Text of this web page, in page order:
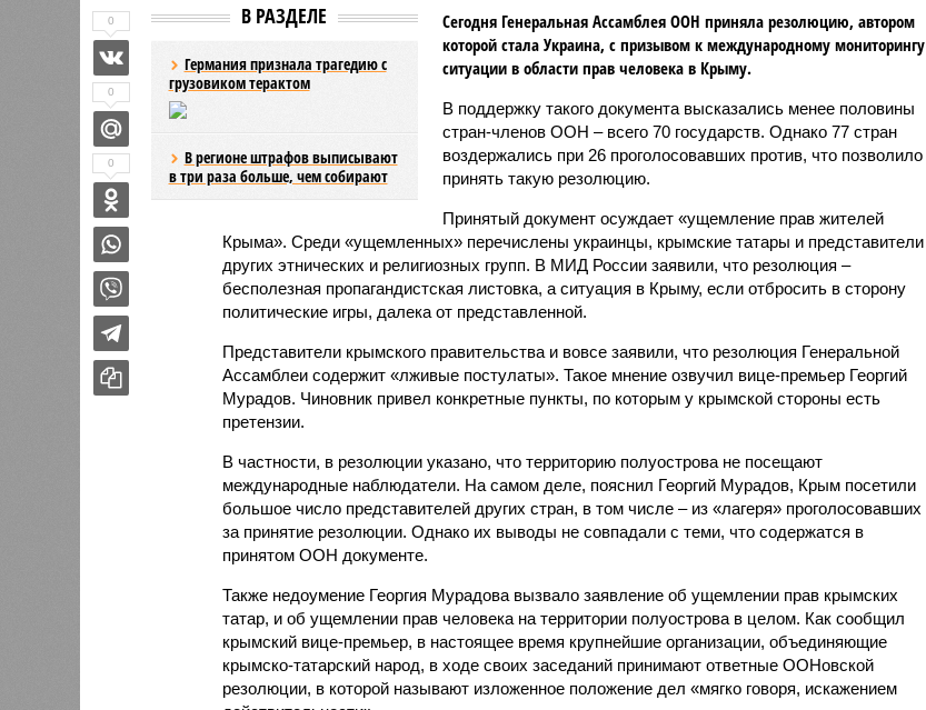
В РАЗДЕЛЕ
Германия признала трагедию с
грузовиком терактом
В регионе штрафов выписывают
в три раза больше, чем собирают
Сегодня Генеральная Ассамблея ООН приняла резолюцию, автором
которой стала Украина, с призывом к международному мониторингу
ситуации в области прав человека в Крыму.
В поддержку такого документа высказались менее половины
стран-членов ООН – всего 70 государств. Однако 77 стран
воздержались при 26 проголосовавших против, что позволило
принять такую резолюцию.
Принятый документ осуждает «ущемление прав жителей
Крыма». Среди «ущемленных» перечислены украинцы, крымские татары и представители
других этнических и религиозных групп. В МИД России заявили, что резолюция –
бесполезная пропагандистская листовка, а ситуация в Крыму, если отбросить в сторону
политические игры, далека от представленной.
Представители крымского правительства и вовсе заявили, что резолюция Генеральной
Ассамблеи содержит «лживые постулаты». Такое мнение озвучил вице-премьер Георгий
Мурадов. Чиновник привел конкретные пункты, по которым у крымской стороны есть
претензии.
В частности, в резолюции указано, что территорию полуострова не посещают
международные наблюдатели. На самом деле, пояснил Георгий Мурадов, Крым посетили
большое число представителей других стран, в том числе – из «лагеря» проголосовавших
за принятие резолюции. Однако их выводы не совпадали с теми, что содержатся в
принятом ООН документе.
Также недоумение Георгия Мурадова вызвало заявление об ущемлении прав крымских
татар, и об ущемлении прав человека на территории полуострова в целом. Как сообщил
крымский вице-премьер, в настоящее время крупнейшие организации, объединяющие
крымско-татарский народ, в ходе своих заседаний принимают ответные ООНовской
резолюции, в которой называют изложенное положение дел «мягко говоря, искажением
0
0
0